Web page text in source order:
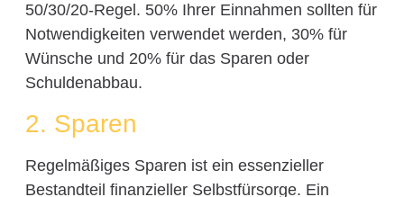
50/30/20-Regel. 50% Ihrer Einnahmen sollten für
Notwendigkeiten verwendet werden, 30% für
Wünsche und 20% für das Sparen oder
Schuldenabbau.
2. Sparen
Regelmäßiges Sparen ist ein essenzieller
Bestandteil finanzieller Selbstfürsorge. Ein